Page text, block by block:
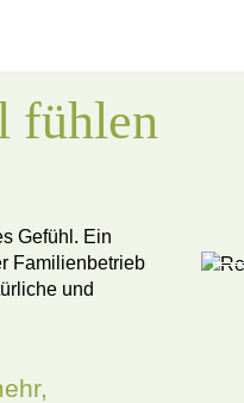
fühlen
Gefühl. Ein
Familienbetrieb
und